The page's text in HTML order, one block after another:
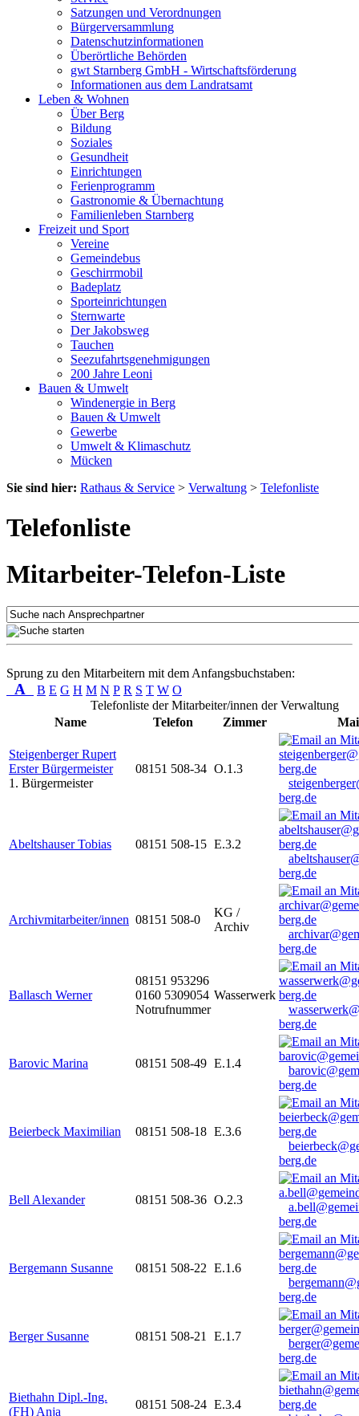
Satzungen und Verordnungen
Bürgerversammlung
Datenschutzinformationen
Überörtliche Behörden
gwt Starnberg GmbH - Wirtschaftsförderung
Informationen aus dem Landratsamt
Leben & Wohnen
Über Berg
Bildung
Soziales
Gesundheit
Einrichtungen
Ferienprogramm
Gastronomie & Übernachtung
Familienleben Starnberg
Freizeit und Sport
Vereine
Gemeindebus
Geschirrmobil
Badeplatz
Sporteinrichtungen
Sternwarte
Der Jakobsweg
Tauchen
Seezufahrtsgenehmigungen
200 Jahre Leoni
Bauen & Umwelt
Windenergie in Berg
Bauen & Umwelt
Gewerbe
Umwelt & Klimaschutz
Mücken
Sie sind hier: Rathaus & Service > Verwaltung > Telefonliste
Telefonliste
Mitarbeiter-Telefon-Liste
Sprung zu den Mitarbeitern mit dem Anfangsbuchstaben:
A B E G H M N P R S T W O
Telefonliste der Mitarbeiter/innen der Verwaltung
Name
Telefon Zimmer
Steigenberger Rupert
Erster Bürgermeister
1. Bürgermeister
08151 508-34 O.1.3
berg.de
Abeltshauser Tobias 08151 508-15 E.3.2
berg.de
Archivmitarbeiter/innen 08151 508-0
KG /
Archiv
berg.de
Ballasch Werner
08151 953296
0160 5309054
Notrufnummer
Wasserwerk
berg.de
Barovic Marina 08151 508-49 E.1.4
berg.de
Beierbeck Maximilian 08151 508-18 E.3.6
berg.de
Bell Alexander 08151 508-36 O.2.3
berg.de
Bergemann Susanne 08151 508-22 E.1.6
berg.de
Berger Susanne 08151 508-21 E.1.7
berg.de
Biethahn Dipl.-Ing.
(FH) Anja
08151 508-24 E.3.4